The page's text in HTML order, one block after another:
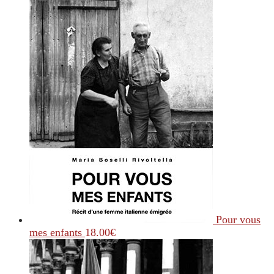
Pour vous
mes enfants 18.00€